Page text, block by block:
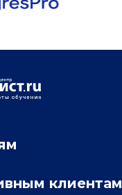
вебинарыклиентам